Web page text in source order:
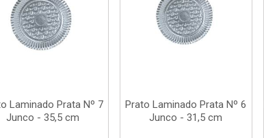
Laminado Prata Nº 7
Junco - 35,5 cm
Prato Laminado Prata Nº 6
Junco - 31,5 cm